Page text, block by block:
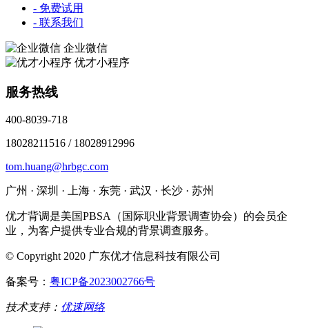
- 免费试用
- 联系我们
企业微信
优才小程序
服务热线
400-8039-718
18028211516 / 18028912996
tom.huang@hrbgc.com
广州 · 深圳 · 上海 · 东莞 · 武汉 · 长沙 · 苏州
优才背调是美国PBSA（国际职业背景调查协会）的会员企
业，为客户提供专业合规的背景调查服务。
© Copyright 2020 广东优才信息科技有限公司
备案号： 粤ICP备2023002766号
技术支持： 优速网络